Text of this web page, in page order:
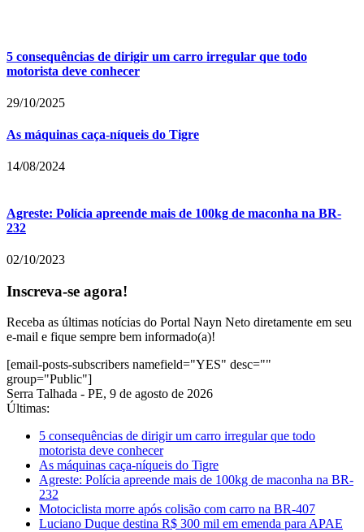
5 consequências de dirigir um carro irregular que todo
motorista deve conhecer
29/10/2025
As máquinas caça-níqueis do Tigre
14/08/2024
Agreste: Polícia apreende mais de 100kg de maconha na BR-
232
02/10/2023
Inscreva-se agora!
Receba as últimas notícias do Portal Nayn Neto diretamente em seu
e-mail e fique sempre bem informado(a)!
[email-posts-subscribers namefield="YES" desc=""
group="Public"]
Serra Talhada - PE, 9 de agosto de 2026
Últimas:
5 consequências de dirigir um carro irregular que todo
motorista deve conhecer
As máquinas caça-níqueis do Tigre
Agreste: Polícia apreende mais de 100kg de maconha na BR-
232
Motociclista morre após colisão com carro na BR-407
Luciano Duque destina R$ 300 mil em emenda para APAE